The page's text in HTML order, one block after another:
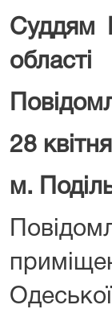
Суддям
області
28
м.